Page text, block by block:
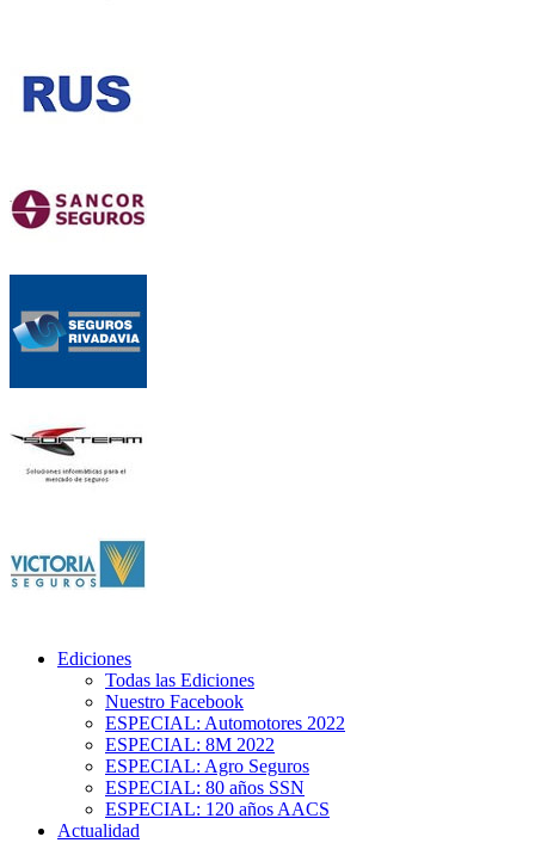
Ediciones
Todas las Ediciones
Nuestro Facebook
ESPECIAL: Automotores 2022
ESPECIAL: 8M 2022
ESPECIAL: Agro Seguros
ESPECIAL: 80 años SSN
ESPECIAL: 120 años AACS
Actualidad